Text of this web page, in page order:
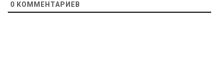
0 КОММЕНТАРИЕВ